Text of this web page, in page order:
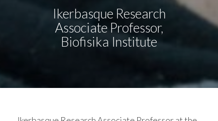
Ikerbasque Research
Associate Professor,
Biofisika Institute